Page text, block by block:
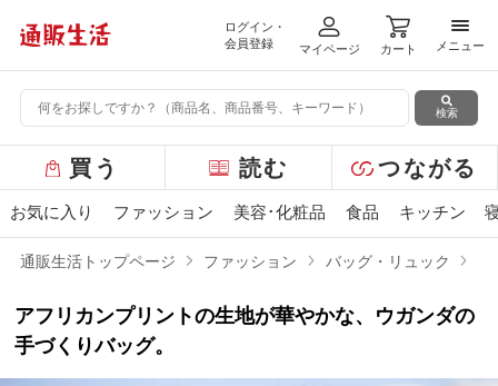
ログイン・
会員登録
マイページ カート
メニ
メニュー
検索
ー
バ
ュ
ー
買う 読む つながる
お気に入り ファッション 美容･化粧品 食品 キッチン
通販生活トップページ ファッション バッグ・リュック
アフリカンプリントの生地が華やかな、ウガンダの
手づくりバッグ。